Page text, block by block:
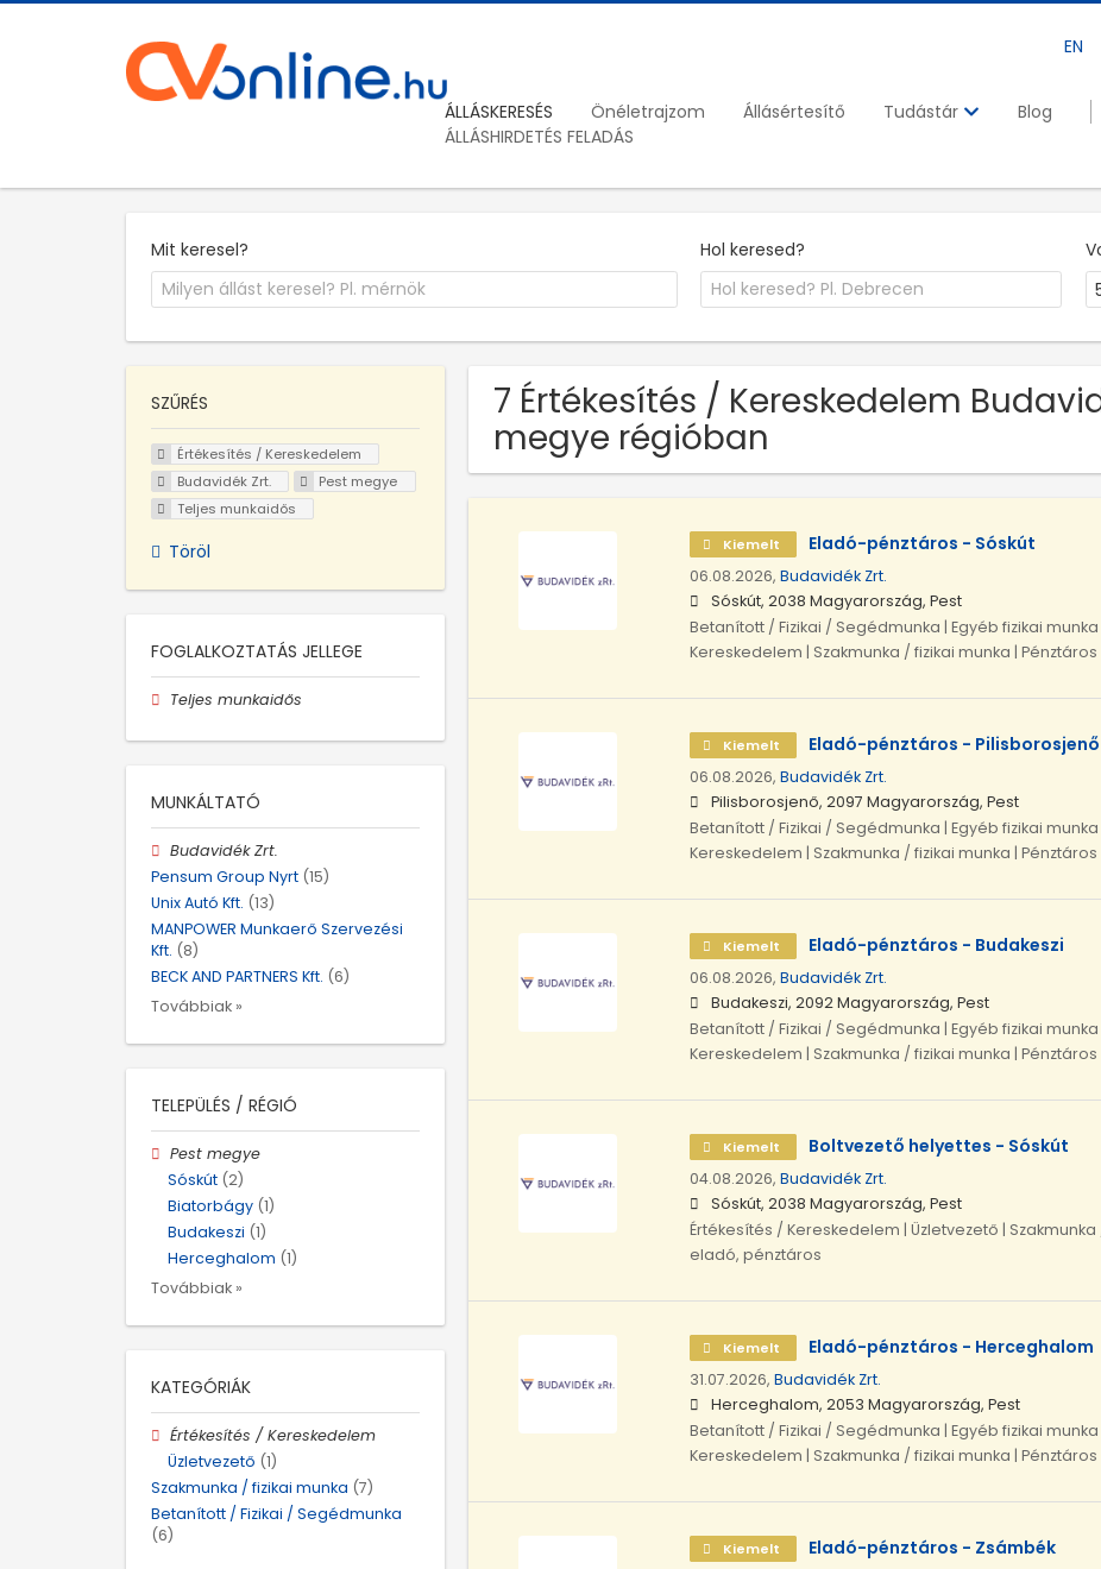
EN
ÁLLÁSKERESÉS Önéletrajzom Állásértesítő Tudástár Blog
ÁLLÁSHIRDETÉS FELADÁS
Mit keresel? Hol keresed?
7 Értékesítés / Kereskedelem
megye régióban
Kiemelt Eladó-pénztáros - Sóskút
06.08.2026, Budavidék Zrt.
Sóskút, 2038 Magyarország, Pest
Betanított / Fizikai / Segédmunka | Egyéb fizikai
Kereskedelem | Szakmunka / fizikai munka | Pénztáros
Kiemelt Eladó-pénztáros - Pilisborosjenő
06.08.2026, Budavidék Zrt.
Pilisborosjenő, 2097 Magyarország, Pest
Betanított / Fizikai / Segédmunka | Egyéb fizikai
Kereskedelem | Szakmunka / fizikai munka | Pénztáros
Kiemelt Eladó-pénztáros - Budakeszi
06.08.2026, Budavidék Zrt.
Budakeszi, 2092 Magyarország, Pest
Betanított / Fizikai / Segédmunka | Egyéb fizikai
Kereskedelem | Szakmunka / fizikai munka | Pénztáros
Kiemelt Boltvezető helyettes - Sóskút
04.08.2026, Budavidék Zrt.
Sóskút, 2038 Magyarország, Pest
Értékesítés / Kereskedelem | Üzletvezető | Szakmunka
eladó, pénztáros
Kiemelt Eladó-pénztáros - Herceghalom
31.07.2026, Budavidék Zrt.
Herceghalom, 2053 Magyarország, Pest
Betanított / Fizikai / Segédmunka | Egyéb fizikai
Kereskedelem | Szakmunka / fizikai munka | Pénztáros
Kiemelt Eladó-pénztáros - Zsámbék
SZŰRÉS
Értékesítés / Kereskedelem
Budavidék Zrt.
Pest megye
Teljes munkaidős
Töröl
FOGLALKOZTATÁS JELLEGE
Teljes munkaidős
MUNKÁLTATÓ
Budavidék Zrt.
Pensum Group Nyrt (15)
Unix Autó Kft. (13)
MANPOWER Munkaerő Szervezési
Kft. (8)
BECK AND PARTNERS Kft. (6)
Továbbiak »
TELEPÜLÉS / RÉGIÓ
Pest megye
Sóskút (2)
Biatorbágy (1)
Budakeszi (1)
Herceghalom (1)
Továbbiak »
KATEGÓRIÁK
Értékesítés / Kereskedelem
Üzletvezető (1)
Szakmunka / fizikai munka (7)
Betanított / Fizikai / Segédmunka
(6)